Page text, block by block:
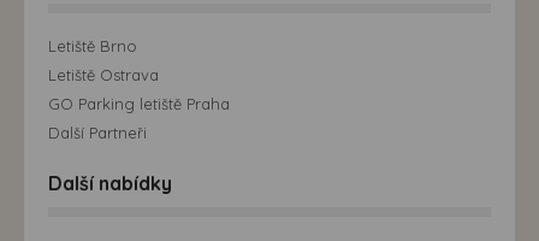
Letiště Brno
Letiště Ostrava
GO Parking letiště Praha
Další Partneři
Další nabídky